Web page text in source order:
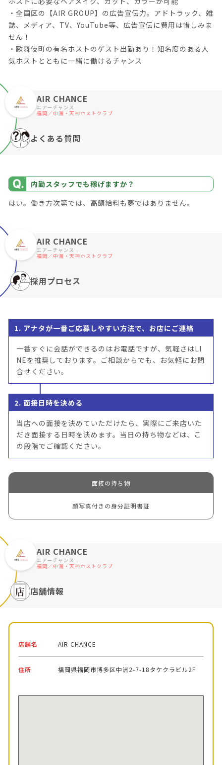
・全国区の【AIR GROUP】の広告宣伝力。アドトラック、雑
誌、メディア、TV、YouTube等、広告宣伝に費用は惜しみま
せん！
・歌舞伎町の有名ホストのゲスト出勤あり！知名度のある人
気ホストとともに一緒に働けるチャンス
AIR CHANCE
エアーチャンス
福岡／中洲・天神ホストクラブ
よくある質問
内勤スタッフでも稼げますか？
はい。働き方次第では、高額給料も夢ではありません。
AIR CHANCE
エアーチャンス
福岡／中洲・天神ホストクラブ
採用プロセス
1. アナタが一番ご応募しやすい方法で、お店にご連絡
一番すぐに会話ができるのはお電話ですが、気軽さはLI
NEを推奨しております。ご相談からでも、お気軽にお問
合せください。
2. 面接日時を決める
当店への面接を決めていただけたら、実際にご来店いた
だき面接する日時を決めます。当日の持ち物などは、こ
の段階でご確認ください。
面接の持ち物
顔写真付きの身分証明書証
AIR CHANCE
エアーチャンス
福岡／中洲・天神ホストクラブ
店舗情報
店舗名 AIR CHANCE
住所 福岡県福岡市博多区中洲2-7-18タケクラビル2F